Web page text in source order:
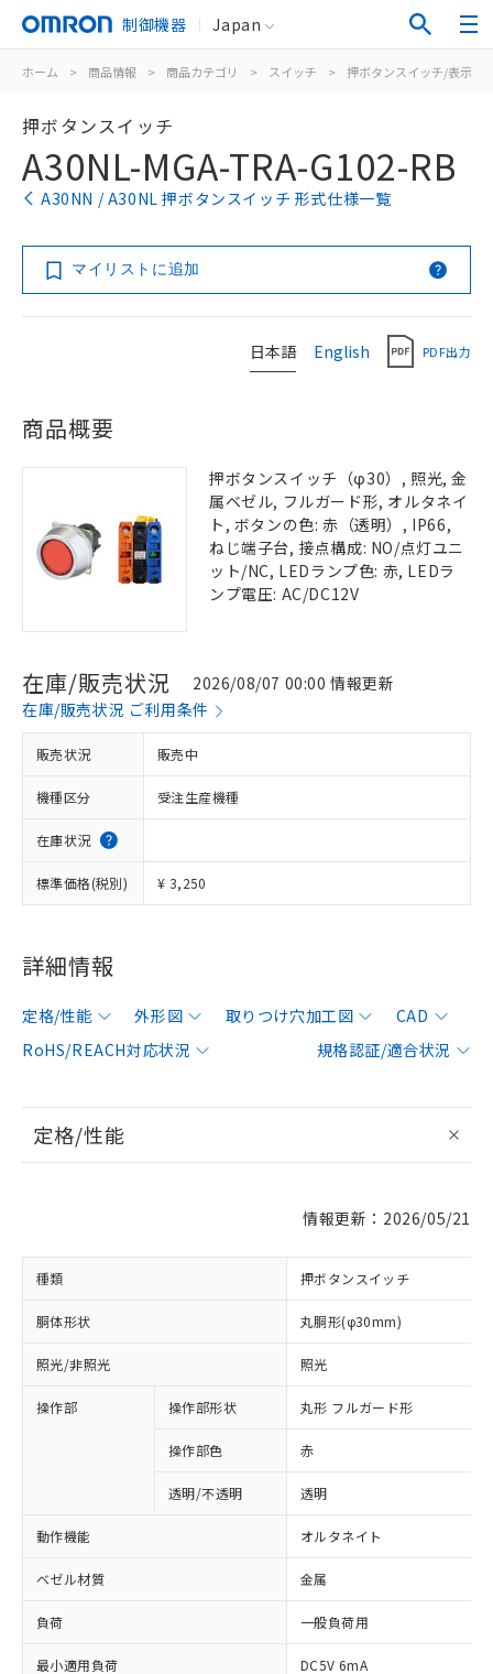
制御機器 Japan
ホーム > 商品情報 > 商品カテゴリ > スイッチ > 押ボタンスイッチ/表示灯
押ボタンスイッチ
A30NL-MGA-TRA-G102-RB
A30NN / A30NL 押ボタンスイッチ 形式仕様一覧
マイリストに追加
日本語 English PDF出力
商品概要
押ボタンスイッチ（φ30）, 照光, 金
属ベゼル, フルガード形, オルタネイ
ト, ボタンの色: 赤（透明）, IP66,
ねじ端子台, 接点構成: NO/点灯ユニ
ット/NC, LEDランプ色: 赤, LEDラ
ンプ電圧: AC/DC12V
在庫/販売状況
2026/08/07 00:00 情報更新
在庫/販売状況 ご利用条件
販売状況 販売中
機種区分 受注生産機種
在庫状況
標準価格(税別) ¥ 3,250
詳細情報
定格/性能 外形図 取りつけ穴加工図
CAD
RoHS/REACH対応状況
規格認証/適合状況
定格/性能
情報更新：2026/05/21
種類 押ボタンスイッチ
胴体形状 丸胴形(φ30mm)
照光/非照光 照光
操作部 操作部形状 丸形 フルガード形
操作部色 赤
透明/不透明 透明
動作機能 オルタネイト
ベゼル材質 金属
負荷 一般負荷用
最小適用負荷 DC5V 6mA